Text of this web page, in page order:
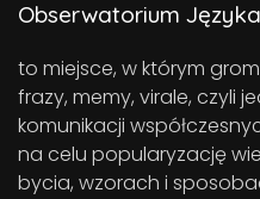
Obserwatorium
to miejsce, w którym
frazy, memy, virale, czyli
komunikacji
na celu popularyzację
bycia, wzorach i